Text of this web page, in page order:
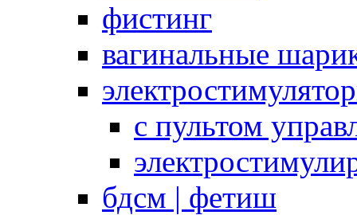
фистинг
вагинальные
с пультом
бдсм | фетиш